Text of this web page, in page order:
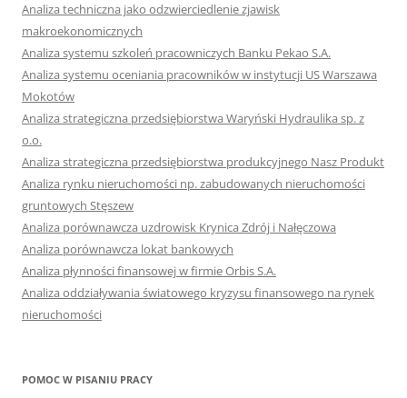
Analiza techniczna jako odzwierciedlenie zjawisk
makroekonomicznych
Analiza systemu szkoleń pracowniczych Banku Pekao S.A.
Analiza systemu oceniania pracowników w instytucji US Warszawa
Mokotów
Analiza strategiczna przedsiębiorstwa Waryński Hydraulika sp. z
o.o.
Analiza strategiczna przedsiębiorstwa produkcyjnego Nasz Produkt
Analiza rynku nieruchomości np. zabudowanych nieruchomości
gruntowych Stęszew
Analiza porównawcza uzdrowisk Krynica Zdrój i Nałęczowa
Analiza porównawcza lokat bankowych
Analiza płynności finansowej w firmie Orbis S.A.
Analiza oddziaływania światowego kryzysu finansowego na rynek
nieruchomości
POMOC W PISANIU PRACY